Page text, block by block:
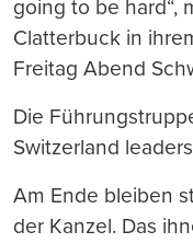
going to be hard“,
Clatterbuck in
Freitag Abend
Die
Switzerland
Am Ende bleiben
der Kanzel. Das